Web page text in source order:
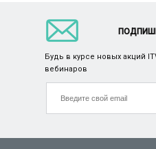
Будь в курсе новых акций
вебинаров